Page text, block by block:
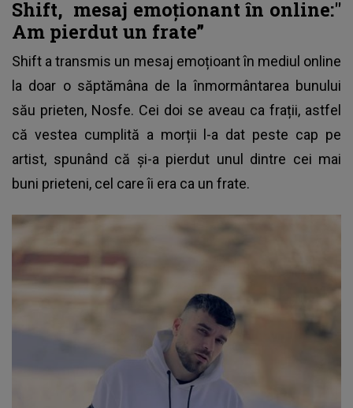
Shift, mesaj emoționant în online:"
Am pierdut un frate”
Shift a transmis un mesaj emoțioant în mediul online
la doar o săptămâna de la înmormântarea bunului
său prieten, Nosfe. Cei doi se aveau ca frații, astfel
că vestea cumplită a morții l-a dat peste cap pe
artist, spunând că și-a pierdut unul dintre cei mai
buni prieteni, cel care îi era ca un frate.